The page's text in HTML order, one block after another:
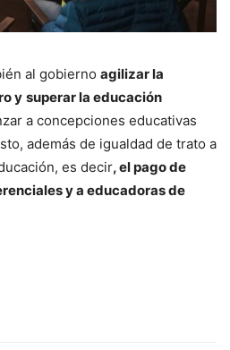
al gobierno agilizar la
y superar la educación
a concepciones educativas
además de igualdad de trato a
es decir, el pago de
y a educadoras de